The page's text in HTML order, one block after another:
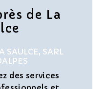
de La
SAULCE, SARL
des services